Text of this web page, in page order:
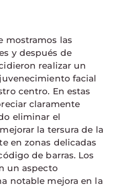
mostramos las
y después de
realizar un
facial
centro. En estas
claramente
eliminar el
la tersura de la
en zonas delicadas
de barras. Los
un aspecto
notable mejora en la